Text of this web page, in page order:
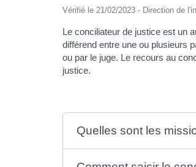
Vérifié le 21/02/2023 - Direction de
Le conciliateur de justice est un
différend entre une ou plusieurs
ou par le juge. Le recours au
justice.
Quelles sont les